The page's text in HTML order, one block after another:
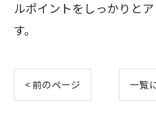
ルポイントをしっかりと
す。
< 前のページ 一覧